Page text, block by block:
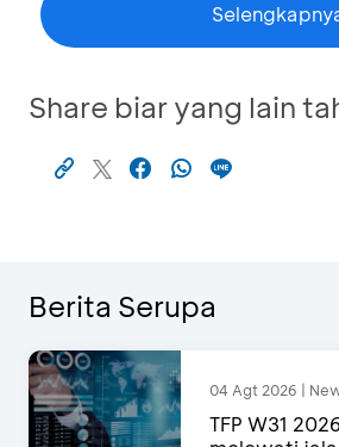
Share biar yang lain
Berita Serupa
04 Agt 2026 |
TFP W31